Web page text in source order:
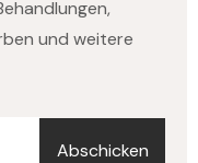
und weitere
Abschicken